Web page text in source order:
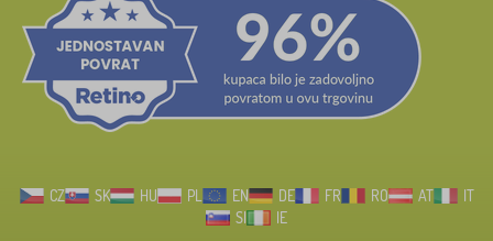
CZ SK HU PL EN DE FR RO AT
IT
SI
IE